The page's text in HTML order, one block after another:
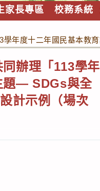
家長專區 校務系統
年度十二年國民基本
辦理「113學年
題— SDGs與全
計示例（場次